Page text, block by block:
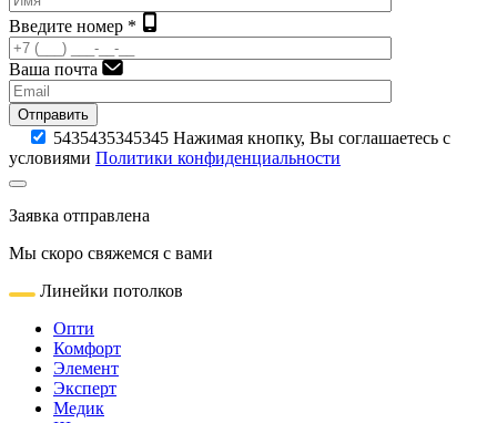
Введите номер *
Ваша почта
Отправить
5435435345345 Нажимая кнопку, Вы соглашаетесь с
условиями Политики конфиденциальности
Заявка отправлена
Мы скоро свяжемся с вами
Линейки потолков
Опти
Комфорт
Элемент
Эксперт
Медик